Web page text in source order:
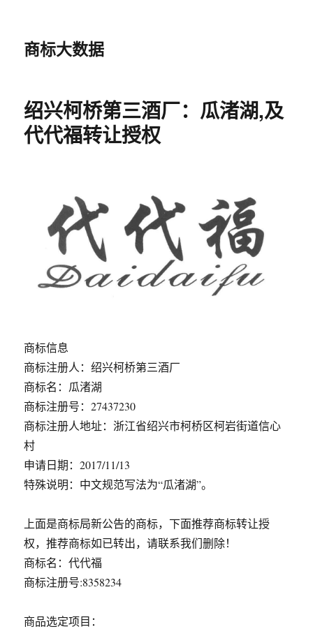
商标大数据
绍兴柯桥第三酒厂：瓜渚湖,及
代代福转让授权
商标信息
商标注册人：绍兴柯桥第三酒厂
商标名：瓜渚湖
商标注册号：27437230
商标注册人地址：浙江省绍兴市柯桥区柯岩街道信心
村
申请日期：2017/11/13
特殊说明：中文规范写法为“瓜渚湖”。
上面是商标局新公告的商标，下面推荐商标转让授
权，推荐商标如已转出，请联系我们删除！
商标名：代代福
商标注册号:8358234
商品选定项目：